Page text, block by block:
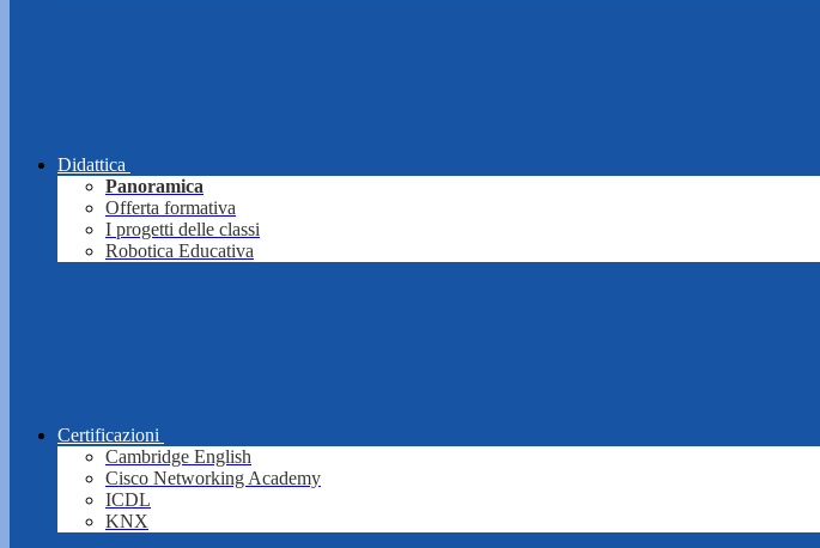
Didattica
Panoramica
Offerta formativa
I progetti delle classi
Robotica Educativa
Certificazioni
Cambridge English
Cisco Networking Academy
ICDL
KNX